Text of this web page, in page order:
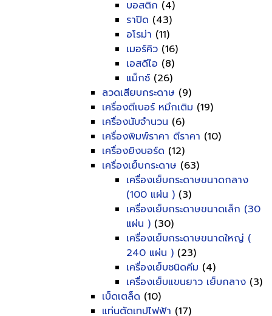
บอสติก (4)
ราปิด (43)
อโรม่า (11)
เมอร์คิว (16)
เอสดีไอ (8)
แม็กซ์ (26)
ลวดเสียบกระดาษ (9)
เครื่องตีเบอร์ หมึกเติม (19)
เครื่องนับจำนวน (6)
เครื่องพิมพ์ราคา ตีราคา (10)
เครื่องยิงบอร์ด (12)
เครื่องเย็บกระดาษ (63)
เครื่องเย็บกระดาษขนาดกลาง
(100 แผ่น ) (3)
เครื่องเย็บกระดาษขนาดเล็ก (30
แผ่น ) (30)
เครื่องเย็บกระดาษขนาดใหญ่ (
240 แผ่น ) (23)
เครื่องเย็บชนิดคีม (4)
เครื่องเย็บแขนยาว เย็บกลาง (3)
เบ็ดเตล็ด (10)
แท่นตัดเทปไฟฟ้า (17)